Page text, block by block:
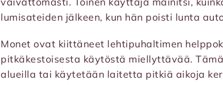
lumisateiden jälkeen, kun hän poisti lunta
Monet ovat kiittäneet lehtipuhaltimen
pitkäkestoisesta käytöstä miellyttävää.
alueilla tai käytetään laitetta pitkiä aikoja